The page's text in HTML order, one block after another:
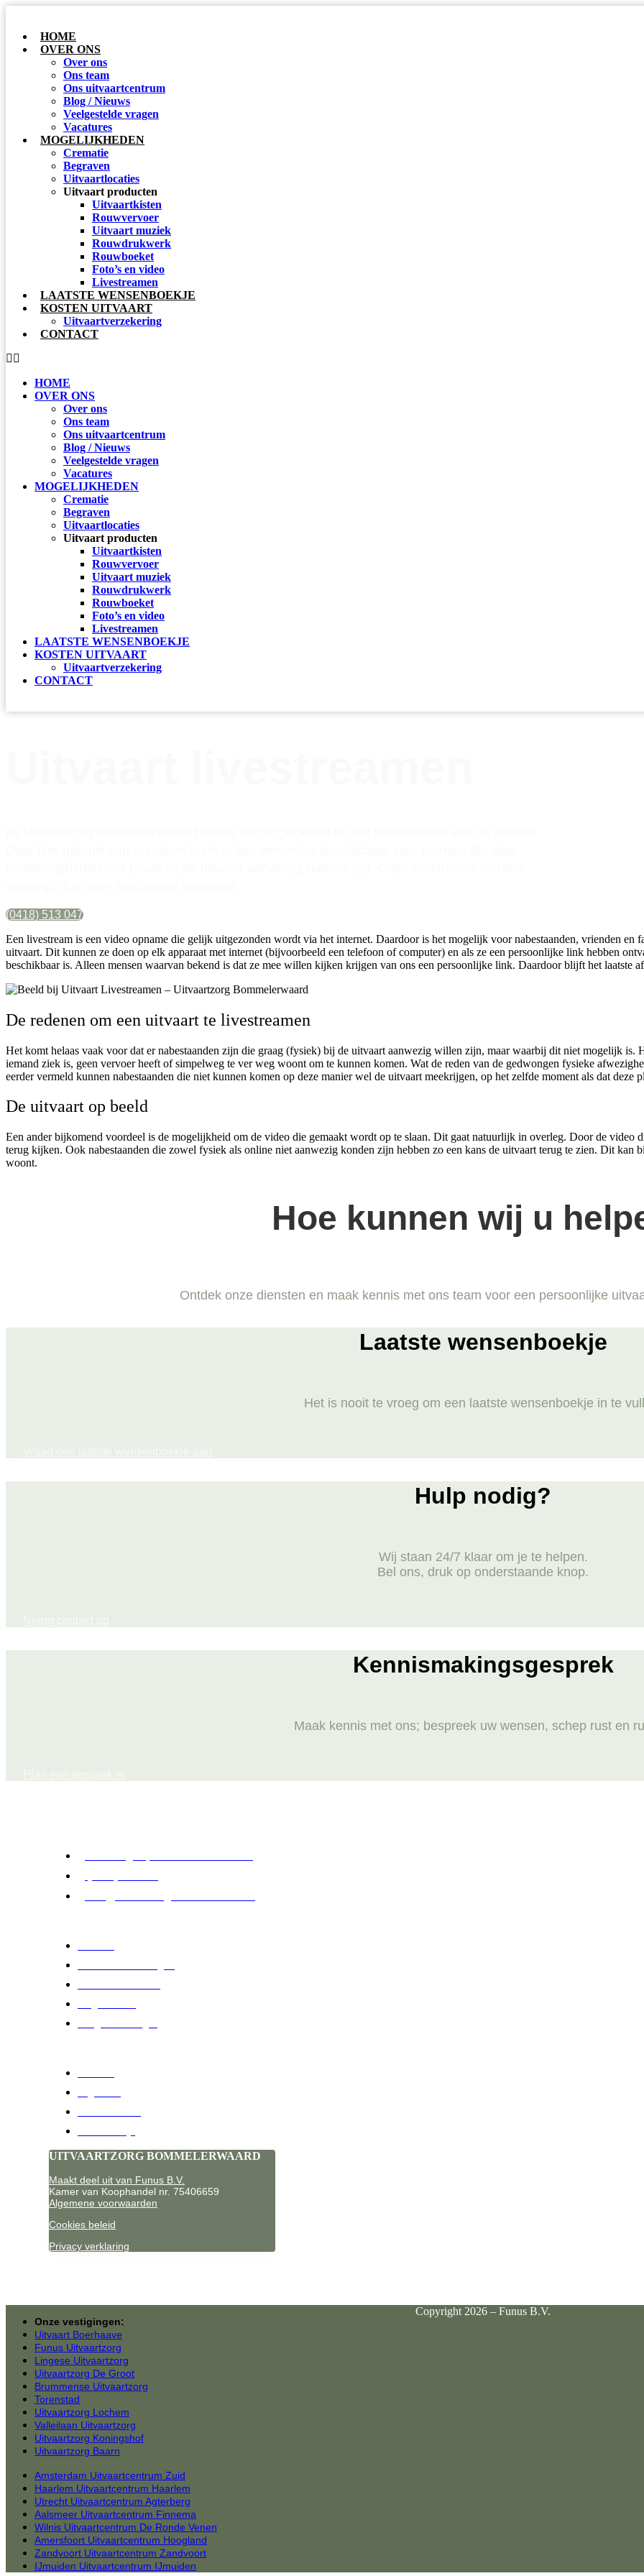
HOME
OVER ONS
Over ons
Ons team
Ons uitvaartcentrum
Blog / Nieuws
Veelgestelde vragen
Vacatures
MOGELIJKHEDEN
Crematie
Begraven
Uitvaartlocaties
Uitvaart producten
Uitvaartkisten
Rouwvervoer
Uitvaart muziek
Rouwdrukwerk
Rouwboeket
Foto’s en video
Livestreamen
LAATSTE WENSENBOEKJE
KOSTEN UITVAART
Uitvaartverzekering
CONTACT
HOME
OVER ONS
Over ons
Ons team
Ons uitvaartcentrum
Blog / Nieuws
Veelgestelde vragen
Vacatures
MOGELIJKHEDEN
Crematie
Begraven
Uitvaartlocaties
Uitvaart producten
Uitvaartkisten
Rouwvervoer
Uitvaart muziek
Rouwdrukwerk
Rouwboeket
Foto’s en video
Livestreamen
LAATSTE WENSENBOEKJE
KOSTEN UITVAART
Uitvaartverzekering
CONTACT
(0418) 513 047
Een livestream is een video opname die gelijk uitgezonden wordt via het internet. Daardoor is het mogelijk voor nabestaanden, vrienden
uitvaart. Dit kunnen ze doen op elk apparaat met internet (bijvoorbeeld een telefoon of computer) en als ze een persoonlijke link hebben
beschikbaar is. Alleen mensen waarvan bekend is dat ze mee willen kijken krijgen van ons een persoonlijke link. Daardoor blijft het laatste
De redenen om een uitvaart te livestreamen
Het komt helaas vaak voor dat er nabestaanden zijn die graag (fysiek) bij de uitvaart aanwezig willen zijn, maar waarbij dit niet mogelijk
iemand ziek is, geen vervoer heeft of simpelweg te ver weg woont om te kunnen komen. Wat de reden van de gedwongen fysieke
eerder vermeld kunnen nabestaanden die niet kunnen komen op deze manier wel de uitvaart meekrijgen, op het zelfde moment als dat deze
De uitvaart op beeld
Een ander bijkomend voordeel is de mogelijkheid om de video die gemaakt wordt op te slaan. Dit gaat natuurlijk in overleg. Door de video
terug kijken. Ook nabestaanden die zowel fysiek als online niet aanwezig konden zijn hebben zo een kans de uitvaart terug te zien. Dit
woont.
Hoe kunnen wij u
Ontdek onze diensten en maak kennis met ons team voor een persoonlijke
Laatste wensenboekje
Het is nooit te vroeg om een laatste wensenboekje in te
Hulp nodig?
Wij staan 24/7 klaar om je te helpen.
Bel ons, druk op onderstaande knop.
Kennismakingsgesprek
Maak kennis met ons; bespreek uw wensen, schep rust en
UITVAARTZORG BOMMELERWAARD
Maakt deel uit van Funus B.V.
Kamer van Koophandel nr. 75406659
Algemene voorwaarden
Cookies beleid
Privacy verklaring
Copyright 2026 – Funus B.V.
Onze vestigingen:
Uitvaart Boerhaave
Funus Uitvaartzorg
Lingese Uitvaartzorg
Uitvaartzorg De Groot
Brummense Uitvaartzorg
Torenstad
Uitvaartzorg Lochem
Valleilaan Uitvaartzorg
Uitvaartzorg Koningshof
Uitvaartzorg Baarn
Amsterdam Uitvaartcentrum Zuid
Haarlem Uitvaartcentrum Haarlem
Utrecht Uitvaartcentrum Agterberg
Aalsmeer Uitvaartcentrum Finnema
Wilnis Uitvaartcentrum De Ronde Venen
Amersfoort Uitvaartcentrum Hoogland
Zandvoort Uitvaartcentrum Zandvoort
IJmuiden Uitvaartcentrum IJmuiden